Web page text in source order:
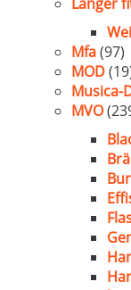
Mfa(97)
MOD
Musica-
MVO